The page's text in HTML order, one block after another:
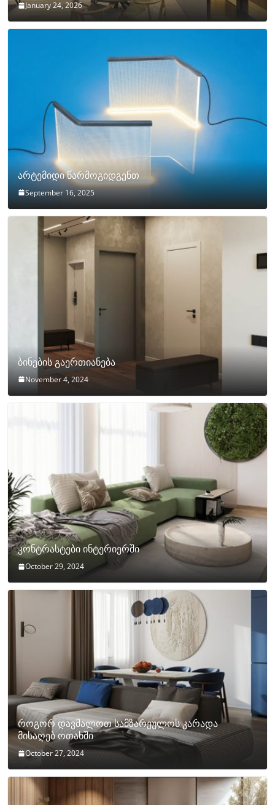
January 24, 2026
არტემიდი წარმოგიდგენთ
September 16, 2025
ბინების გაერთიანება
November 4, 2024
კონტრასტები ინტერიერში
October 29, 2024
როგორ დავმალოთ სამზარეულოს კარადა
მისაღებ ოთახში
October 27, 2024